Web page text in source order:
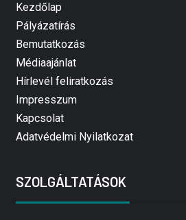
Kezdőlap
Pályázatírás
Bemutatkozás
Médiaajánlat
Hírlevél feliratkozás
Impresszum
Kapcsolat
Adatvédelmi Nyilatkozat
SZOLGÁLTATÁSOK